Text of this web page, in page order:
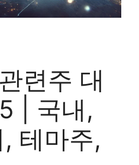
련주 대
| 국내,
테마주,